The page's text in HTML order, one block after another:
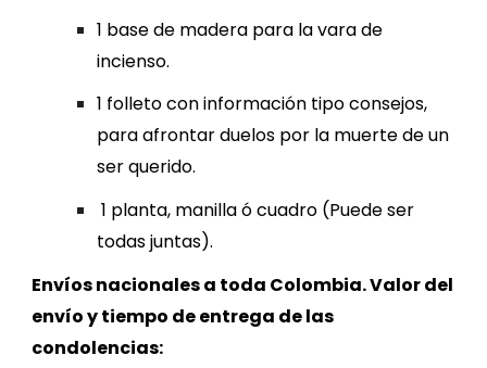
1 base de madera para la vara de
incienso.
1 folleto con información tipo consejos,
para afrontar duelos por la muerte de un
ser querido.
1 planta, manilla ó cuadro (Puede ser
todas juntas).
Envíos nacionales a toda Colombia. Valor del
envíoy tiempo de entrega de las
condolencias: